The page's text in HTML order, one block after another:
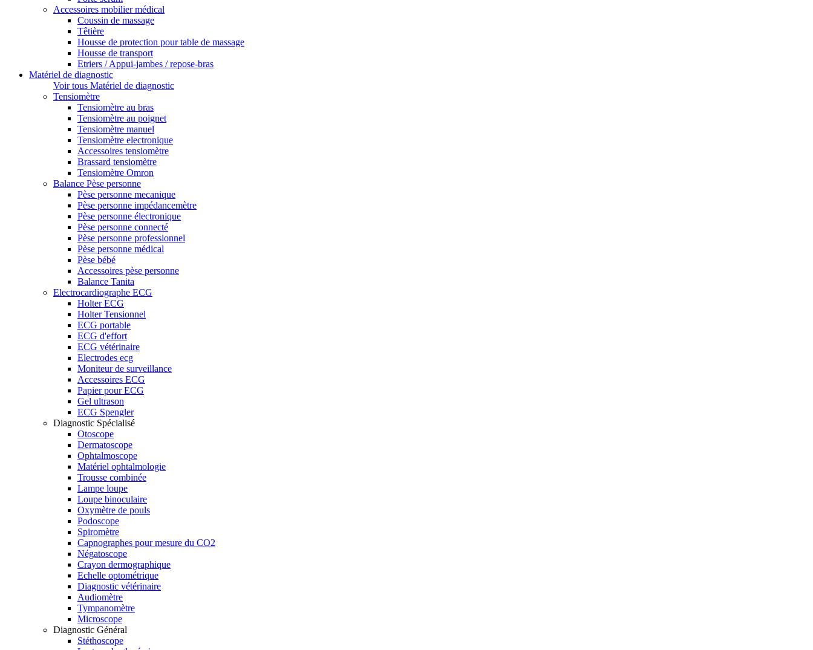
Accessoires mobilier médical
Coussin de massage
Têtière
Housse de protection pour table de massage
Housse de transport
Etriers / Appui-jambes / repose-bras
Matériel de diagnostic
Voir tous Matériel de diagnostic
Tensiomètre
Tensiomètre au bras
Tensiomètre au poignet
Tensiomètre manuel
Tensiomètre electronique
Accessoires tensiomètre
Brassard tensiomètre
Tensiomètre Omron
Balance Pèse personne
Pèse personne mecanique
Pèse personne impédancemètre
Pèse personne électronique
Pèse personne connecté
Pèse personne professionnel
Pèse personne médical
Pèse bébé
Accessoires pèse personne
Balance Tanita
Electrocardiographe ECG
Holter ECG
Holter Tensionnel
ECG portable
ECG d'effort
ECG vétérinaire
Electrodes ecg
Moniteur de surveillance
Accessoires ECG
Papier pour ECG
Gel ultrason
ECG Spengler
Diagnostic Spécialisé
Otoscope
Dermatoscope
Ophtalmoscope
Matériel ophtalmologie
Trousse combinée
Lampe loupe
Loupe binoculaire
Oxymètre de pouls
Podoscope
Spiromètre
Capnographes pour mesure du CO2
Négatoscope
Crayon dermographique
Echelle optométrique
Diagnostic vétérinaire
Audiomètre
Tympanomètre
Microscope
Diagnostic Général
Stéthoscope